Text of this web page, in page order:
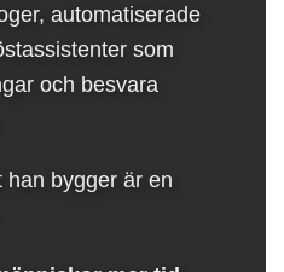
automatiserade
som
och besvara
han bygger är en